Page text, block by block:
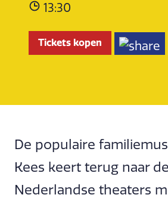
13:30
Tickets kopen
De populaire
Kees keert terug naar de
Nederlandse theaters